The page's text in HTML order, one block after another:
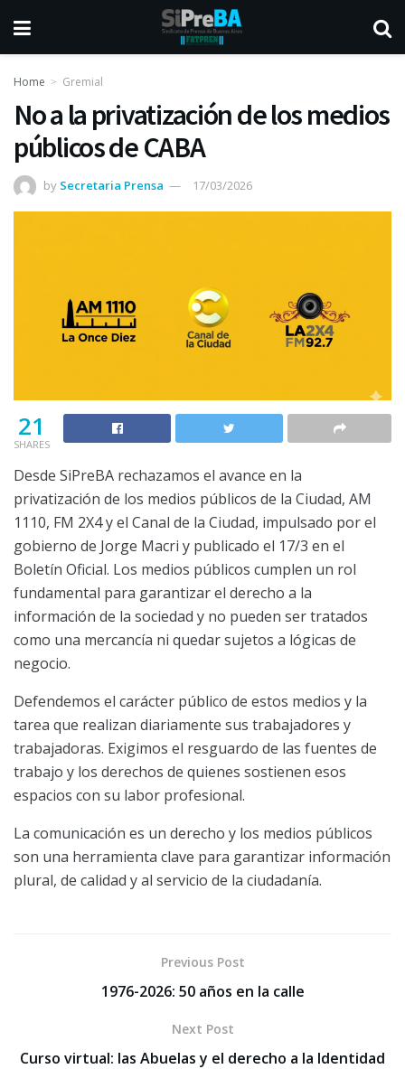
Home Gremial
No a la privatización de los medios
públicos de CABA
by Secretaria Prensa 17/03/2026
21
SHARES
Desde SiPreBA rechazamos el avance en la
privatización de los medios públicos de la Ciudad, AM
1110, FM 2X4 y el Canal de la Ciudad, impulsado por el
gobierno de Jorge Macri y publicado el 17/3 en el
Boletín Oficial. Los medios públicos cumplen un rol
fundamental para garantizar el derecho a la
información de la sociedad y no pueden ser tratados
como una mercancía ni quedar sujetos a lógicas de
negocio.
Defendemos el carácter público de estos medios y la
tarea que realizan diariamente sus trabajadores y
trabajadoras. Exigimos el resguardo de las fuentes de
trabajo y los derechos de quienes sostienen esos
espacios con su labor profesional.
La comunicación es un derecho y los medios públicos
son una herramienta clave para garantizar información
plural, de calidad y al servicio de la ciudadanía.
Previous Post
1976-2026: 50 años en la calle
Next Post
Curso virtual: las Abuelas y el derecho a la Identidad